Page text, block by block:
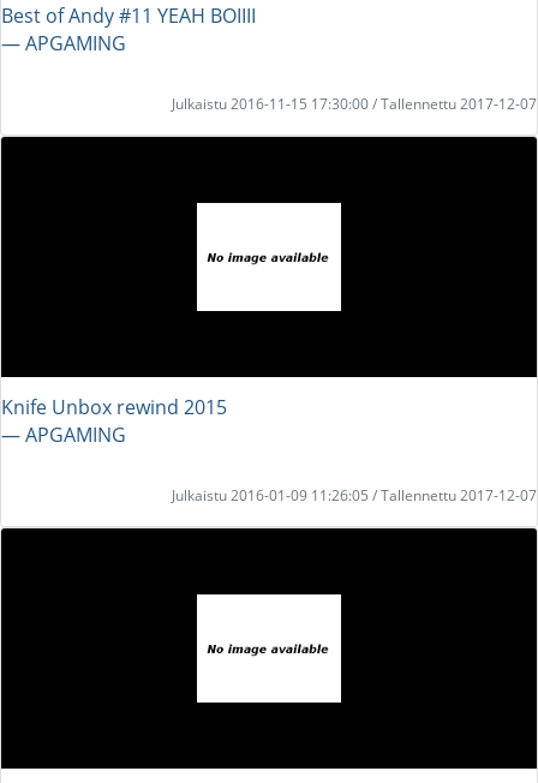
Best of Andy #11 YEAH BOIIII
― APGAMING
Julkaistu 2016-11-15 17:30:00 / Tallennettu 2017-12-07
Knife Unbox rewind 2015
― APGAMING
Julkaistu 2016-01-09 11:26:05 / Tallennettu 2017-12-07